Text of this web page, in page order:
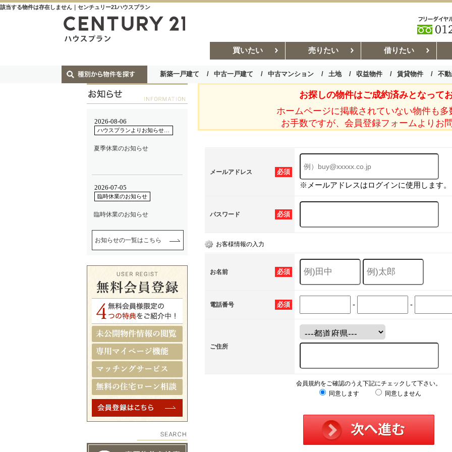
該当する物件は存在しません｜センチュリー21ハウスプラン
買いたい 売りたい 借りたい
新築一戸建て 中古一戸建て 中古マンション 土地 収益物件 賃貸物件 不
お部屋探しコラム 賃貸管理コ
お探しの物件はご成約済みとなってお
ホームページに掲載されていない物件も多
お手数ですが、会員登録フォームよりお
必須
メールアドレス
※メールアドレスはログインに使用します。
必須
パスワード
お客様情報の入力
必須
お名前
必須
電話番号 - -
ご住所
会員規約をご確認のうえ下記にチェックして下さい。
同意します
同意しません
お知らせの一覧はこちら